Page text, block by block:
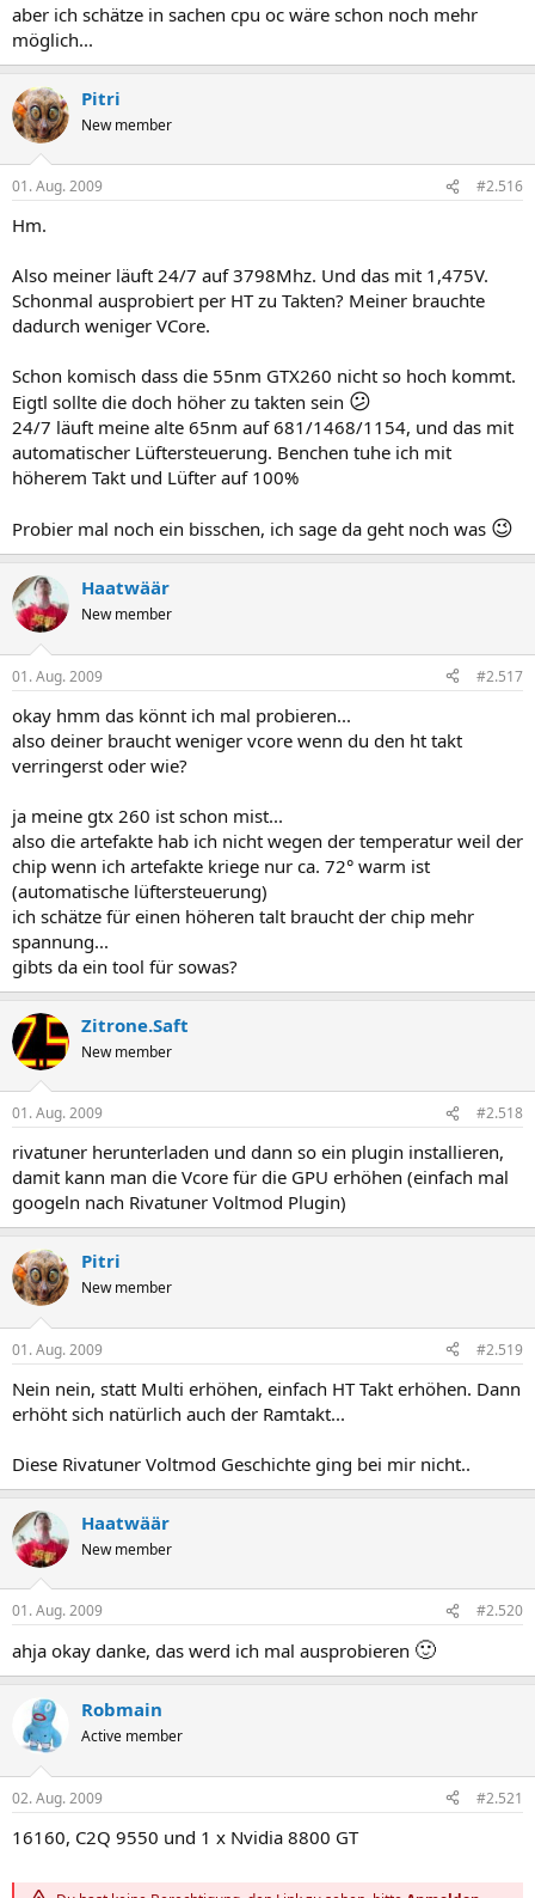
aber ich schätze in sachen cpu oc wäre schon noch mehr
möglich...
Pitri
New member
01. Aug. 2009 #2.516
Hm.
Also meiner läuft 24/7 auf 3798Mhz. Und das mit 1,475V.
Schonmal ausprobiert per HT zu Takten? Meiner brauchte
dadurch weniger VCore.
Schon komisch dass die 55nm GTX260 nicht so hoch kommt.
Eigtl sollte die doch höher zu takten sein 😕
24/7 läuft meine alte 65nm auf 681/1468/1154, und das mit
automatischer Lüftersteuerung. Benchen tuhe ich mit
höherem Takt und Lüfter auf 100%
Probier mal noch ein bisschen, ich sage da geht noch was 😉
Haatwäär
New member
01. Aug. 2009 #2.517
okay hmm das könnt ich mal probieren...
also deiner braucht weniger vcore wenn du den ht takt
verringerst oder wie?
ja meine gtx 260 ist schon mist...
also die artefakte hab ich nicht wegen der temperatur weil der
chip wenn ich artefakte kriege nur ca. 72° warm ist
(automatische lüftersteuerung)
ich schätze für einen höheren talt braucht der chip mehr
spannung...
gibts da ein tool für sowas?
Zitrone.Saft
New member
01. Aug. 2009 #2.518
rivatuner herunterladen und dann so ein plugin installieren,
damit kann man die Vcore für die GPU erhöhen (einfach mal
googeln nach Rivatuner Voltmod Plugin)
Pitri
New member
01. Aug. 2009 #2.519
Nein nein, statt Multi erhöhen, einfach HT Takt erhöhen. Dann
erhöht sich natürlich auch der Ramtakt...
Diese Rivatuner Voltmod Geschichte ging bei mir nicht..
Haatwäär
New member
01. Aug. 2009 #2.520
ahja okay danke, das werd ich mal ausprobieren 🙂
Robmain
Active member
02. Aug. 2009 #2.521
16160, C2Q 9550 und 1 x Nvidia 8800 GT